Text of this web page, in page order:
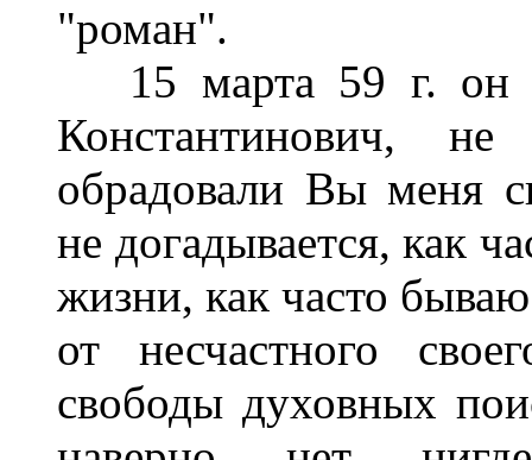
"роман".
15 марта 59 г. он
Константинович,
обрадовали Вы меня
не догадывается, как
жизни, как часто
от несчастного
свободы духовных